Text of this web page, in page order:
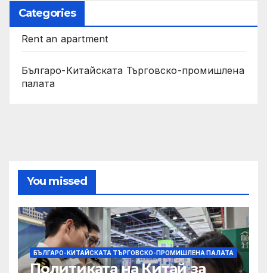
Categories
Rent an apartment
Българо-Китайската Търговско-промишлена
палата
You missed
БЪЛГАРО-КИТАЙСКАТА ТЪРГОВСКО-ПРОМИШЛЕНА ПАЛАТА
Политиката на Китай за